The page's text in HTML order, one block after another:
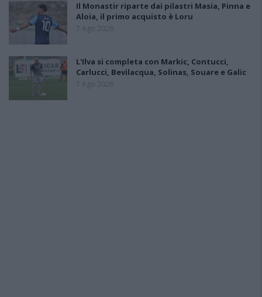
Il Monastir riparte dai pilastri Masia, Pinna e
Aloia, il primo acquisto è Loru
7 Ago 2026
L'Ilva si completa con Markic, Contucci,
Carlucci, Bevilacqua, Solinas, Souare e Galic
7 Ago 2026